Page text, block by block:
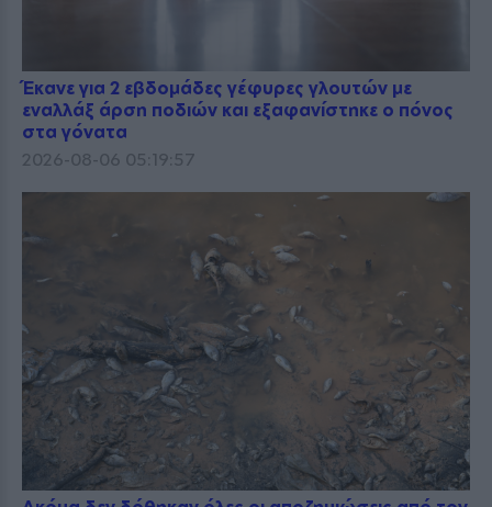
Έκανε για 2 εβδομάδες γέφυρες γλουτών με
εναλλάξ άρση ποδιών και εξαφανίστηκε ο πόνος
στα γόνατα
2026-08-06 05:19:57